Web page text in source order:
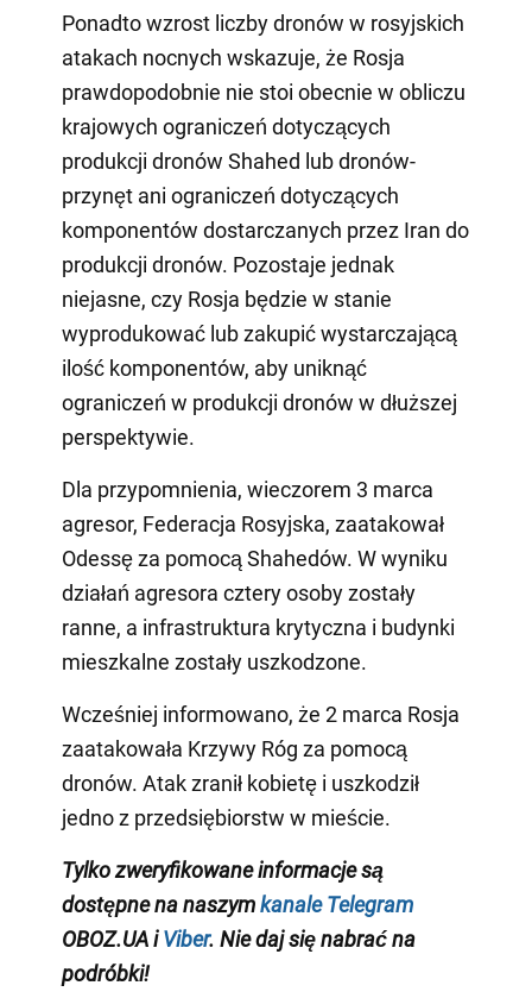
Ponadto wzrost liczby dronów w rosyjskich
atakach nocnych wskazuje, że Rosja
prawdopodobnie nie stoi obecnie w obliczu
krajowych ograniczeń dotyczących
produkcji dronów Shahed lub dronów-
przynęt ani ograniczeń dotyczących
komponentów dostarczanych przez Iran do
produkcji dronów. Pozostaje jednak
niejasne, czy Rosja będzie w stanie
wyprodukować lub zakupić wystarczającą
ilość komponentów, aby uniknąć
ograniczeń w produkcji dronów w dłuższej
perspektywie.
Dla przypomnienia, wieczorem 3 marca
agresor, Federacja Rosyjska, zaatakował
Odessę za pomocą Shahedów. W wyniku
działań agresora cztery osoby zostały
ranne, a infrastruktura krytyczna i budynki
mieszkalne zostały uszkodzone.
Wcześniej informowano, że 2 marca Rosja
zaatakowała Krzywy Róg za pomocą
dronów. Atak zranił kobietę i uszkodził
jedno z przedsiębiorstw w mieście.
Tylko zweryfikowane informacje są
dostępne na naszymkanale Telegram
OBOZ.UA iViber. Nie daj się nabrać na
podróbki!